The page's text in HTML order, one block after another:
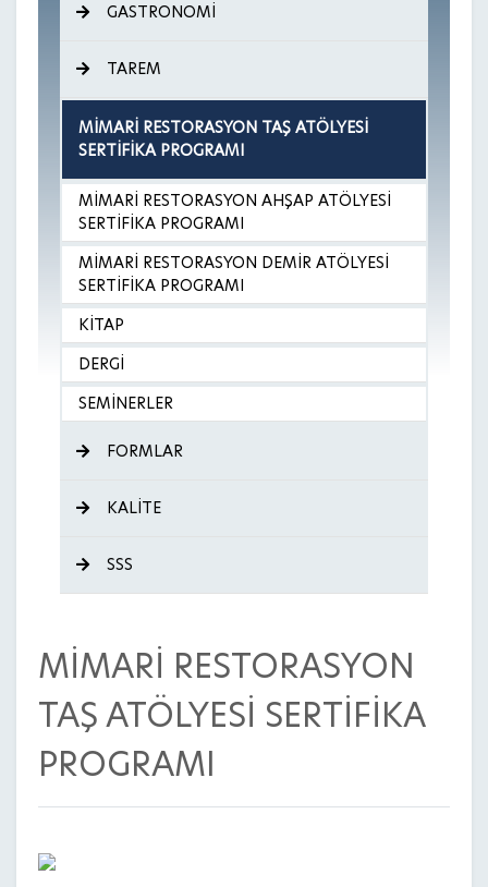
GASTRONOMİ
TAREM
MİMARİ RESTORASYON TAŞ ATÖLYESİ
SERTİFİKA PROGRAMI
MİMARİ RESTORASYON AHŞAP ATÖLYESİ
SERTİFİKA PROGRAMI
MİMARİ RESTORASYON DEMİR ATÖLYESİ
SERTİFİKA PROGRAMI
KİTAP
DERGİ
SEMİNERLER
FORMLAR
KALİTE
SSS
MİMARİ RESTORASYON
TAŞ ATÖLYESİ SERTİFİKA
PROGRAMI